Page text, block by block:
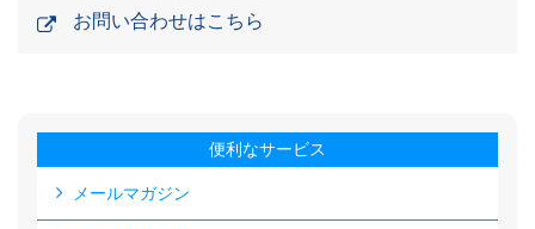
お問い合わせはこちら
便利なサービス
メールマガジン